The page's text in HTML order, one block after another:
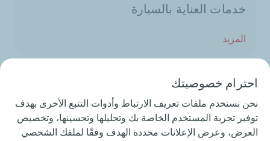
خدمات العناية بالسيارة
المزيد
الوقود المضافة
المزيد
احترام خصوصيتك
نحن نستخدم ملفات تعريف الارتباط وأدوات التتبع الأخرى بهدف
توفير تجربة المستخدم الخاصة بك وتحليلها وتحسينها، وتخصيص
العرض، وعرض الإعلانات محددة الهدف وفقًا لملفك الشخصي